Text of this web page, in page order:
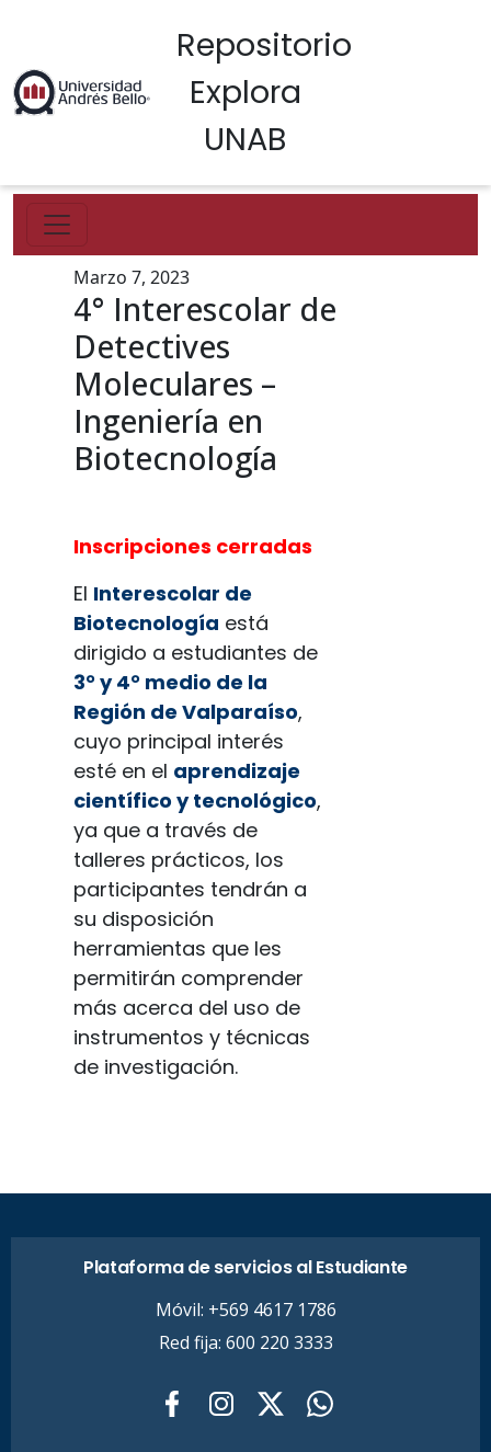
Repositorio
Explora
UNAB
Marzo 7, 2023
4° Interescolar de
Detectives
Moleculares –
Ingeniería en
Biotecnología
Inscripciones cerradas
El Interescolar de
Biotecnología está
dirigido a estudiantes de
3° y 4° medio de la
Región de Valparaíso,
cuyo principal interés
esté en el aprendizaje
científico y tecnológico,
ya que a través de
talleres prácticos, los
participantes tendrán a
su disposición
herramientas que les
permitirán comprender
más acerca del uso de
instrumentos y técnicas
de investigación.